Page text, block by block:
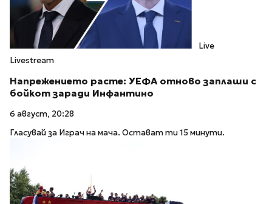
Live
Livestream
Напрежението расте: УЕФА отново заплаши с
бойкот заради Инфантино
6 август, 20:28
Гласувай за Играч на мача. Остават ти 15 минути.